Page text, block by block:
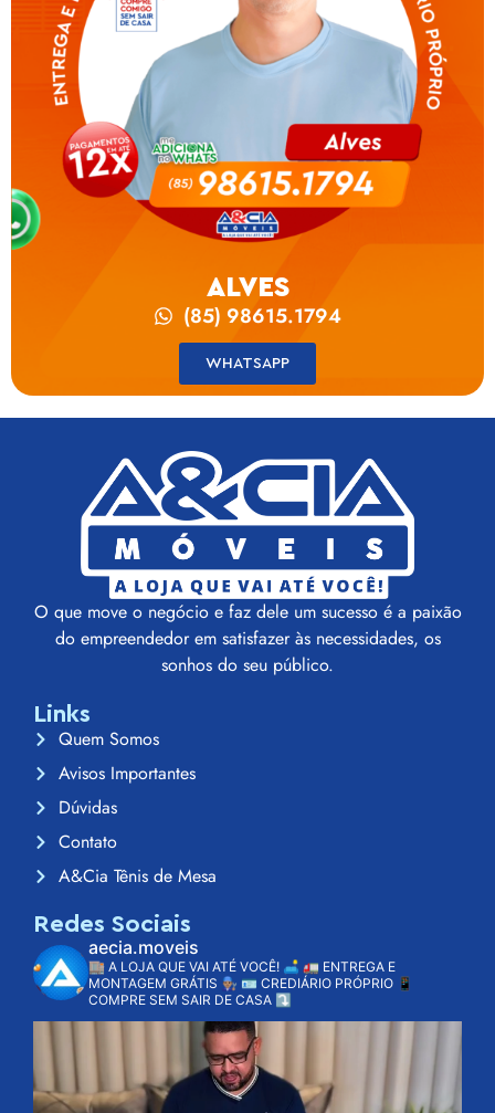
ALVES
(85) 98615.1794
WHATSAPP
O que move o negócio e faz dele um sucesso é a paixão
do empreendedor em satisfazer às necessidades, os
sonhos do seu público.
Links
Quem Somos
Avisos Importantes
Dúvidas
Contato
A&Cia Tênis de Mesa
Redes Sociais
aecia.moveis
🏬 A LOJA QUE VAI ATÉ VOCÊ! 🛋️ 🚛 ENTREGA E
MONTAGEM GRÁTIS 👨🏽‍🔧 🪪 CREDIÁRIO PRÓPRIO 📱
COMPRE SEM SAIR DE CASA ⤵️